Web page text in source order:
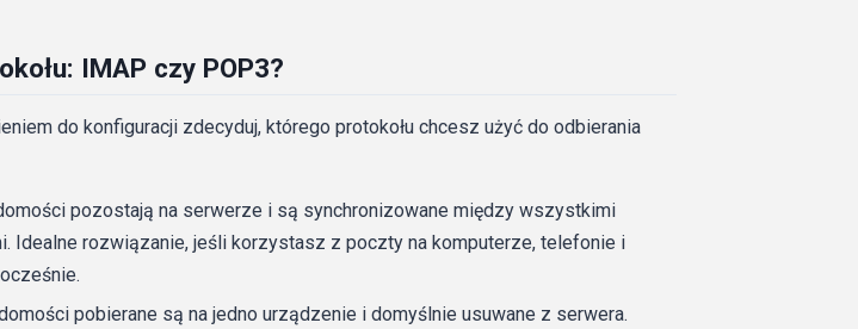
IMAP czy POP3?
do konfiguracji zdecyduj, którego protokołu chcesz użyć do odbierania
pozostają na serwerze i są synchronizowane między wszystkimi
Idealne rozwiązanie, jeśli korzystasz z poczty na komputerze, telefonie i
pobierane są na jedno urządzenie i domyślnie usuwane z serwera.